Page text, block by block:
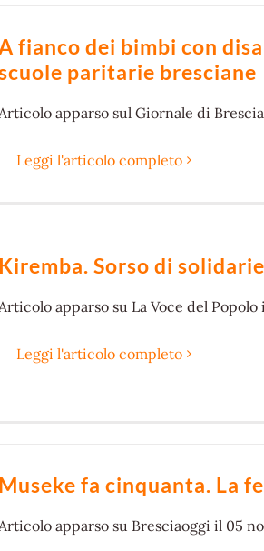
fianco dei bimbi con
paritarie bresciane
apparso sul Giornale di
Leggi l'articolo completo
Kiremba. Sorso di
apparso su La Voce del
Leggi l'articolo completo
Museke fa cinquanta. La
apparso su Bresciaoggi il 05